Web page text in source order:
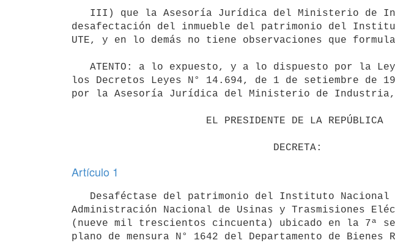
desafectación del inmueble del patrimonio del
UTE, y en lo demás no tiene observaciones que
los Decretos Leyes N° 14.694, de 1 de setiembre
por la Asesoría Jurídica del Ministerio de
Artículo 1
Administración Nacional de Usinas y Trasmisiones
(nueve mil trescientos cincuenta) ubicado en la 7ª
plano de mensura N° 1642 del Departamento de